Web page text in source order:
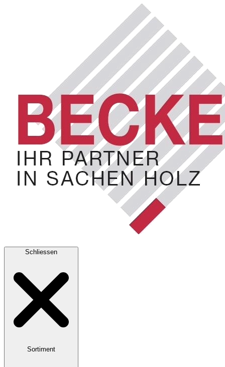
Schliessen
Sortiment